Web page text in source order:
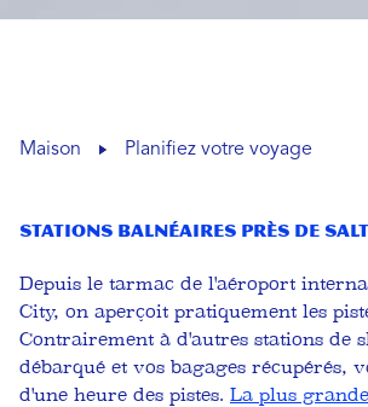
Maison Planifiez votre voyage
Stations balnéaires près de
Depuis le tarmac de l'aéroport
City, on aperçoit pratiquement les
Contrairement à d'autres stations de
débarqué et vos bagages récupérés,
d'une heure des pistes. La plus